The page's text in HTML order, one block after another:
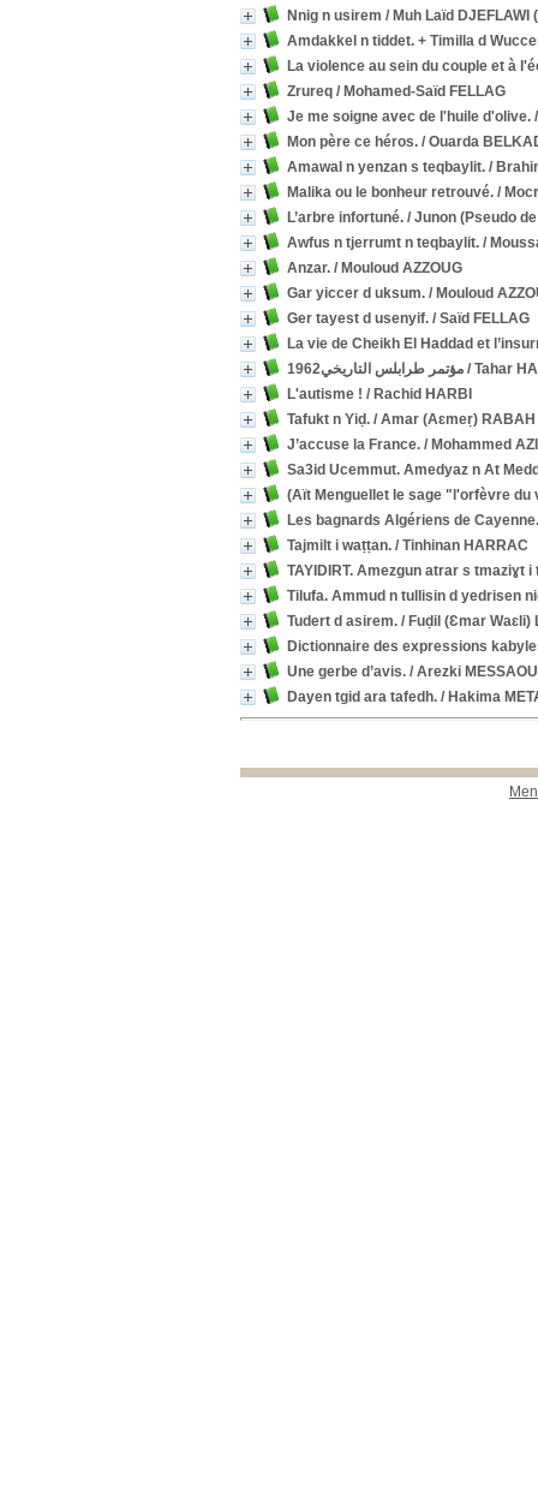
Nnig n usirem / Muh Laïd DJEFLAWI
Amdakkel n tiddet. + Timilla d
La violence au sein du couple et à
Zrureq / Mohamed-Saïd FELLAG
Je me soigne avec de l'huile d'olive.
Mon père ce héros. / Ouarda
Amawal n yenzan s teqbaylit. /
Malika ou le bonheur retrouvé. /
L’arbre infortuné. / Junon (Pseudo
Awfus n tjerrumt n teqbaylit. /
Anzar. / Mouloud AZZOUG
Gar yiccer d uksum. / Mouloud
Ger tayest d usenyif. / Saïd FELLAG
La vie de Cheikh El Haddad et
مؤتمر طرابلس التاريخي1962 / Tahar
L'autisme ! / Rachid HARBI
Tafukt n Yiḍ. / Amar (Aɛmeṛ) RABAH
J’accuse la France. / Mohammed
Sa3id Ucemmut. Amedyaz n At
(Aït Menguellet le sage "l'orfèvre du
Les bagnards Algériens de Cayenne.
Tajmilt i waṭṭan. / Tinhinan HARRAC
TAYIDIRT. Amezgun atrar s tmaziɣt i
Tilufa. Ammud n tullisin d yedrisen
Tudert d asirem. / Fuḍil (Ɛmar Waɛli)
Dictionnaire des expressions
Une gerbe d’avis. / Arezki
Dayen tgid ara tafedh. / Hakima